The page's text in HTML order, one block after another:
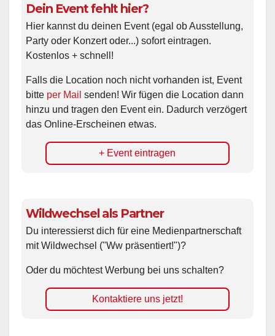
Dein Event fehlt hier?
Hier kannst du deinen Event (egal ob Ausstellung,
Party oder Konzert oder...) sofort eintragen.
Kostenlos + schnell!
Falls die Location noch nicht vorhanden ist, Event
bitte per Mail senden! Wir fügen die Location dann
hinzu und tragen den Event ein. Dadurch verzögert
das Online-Erscheinen etwas.
+ Event eintragen
Wildwechsel als Partner
Du interessierst dich für eine Medienpartnerschaft
mit Wildwechsel ("Ww präsentiert!")?
Oder du möchtest Werbung bei uns schalten?
Kontaktiere uns jetzt!